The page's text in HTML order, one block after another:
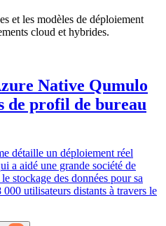
et les modèles de déploiement
cloud et hybrides.
Native Qumulo
de profil de bureau
détaille un déploiement réel
a aidé une grande société de
stockage des données pour sa
utilisateurs distants à travers le